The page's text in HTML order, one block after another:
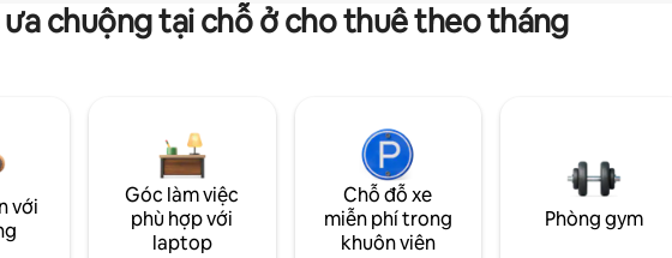
chuộng tại chỗ ở cho thuê theo tháng
với
Góc làm việc
phù hợp với
laptop
Chỗ đỗ xe
miễn phí trong
khuôn viên
Phòng gym